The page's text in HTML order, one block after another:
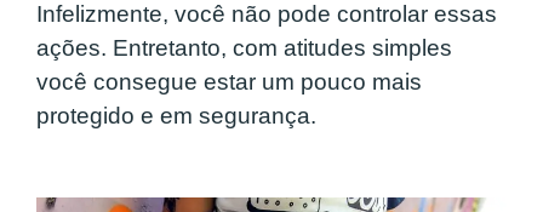
Infelizmente, você não pode controlar essas
ações. Entretanto, com atitudes simples
você consegue estar um pouco mais
protegido e em segurança.